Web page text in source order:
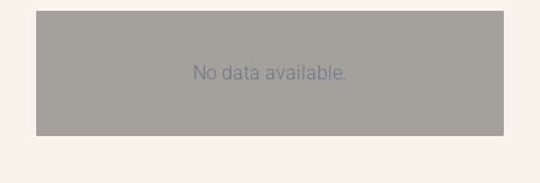
No data available.